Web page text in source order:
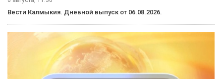
Вести Калмыкия. Дневной выпуск от 06.08.2026.